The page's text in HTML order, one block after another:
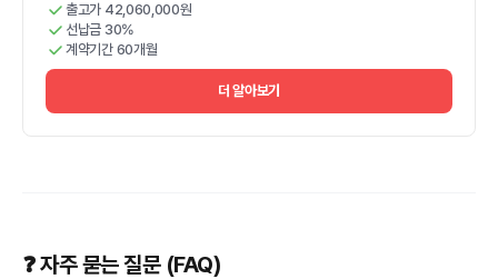
출고가 42,060,000원
선납금 30%
계약기간 60개월
더 알아보기
❓ 자주 묻는 질문 (FAQ)